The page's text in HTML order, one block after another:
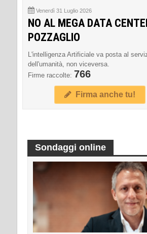
Venerdì 31 Luglio 2026
NO AL MEGA DATA
POZZAGLIO
L'intelligenza Artificiale va posta al
dell'umanità, non viceversa.
Firme raccolte: 766
Firma anche tu!
Sondaggi online